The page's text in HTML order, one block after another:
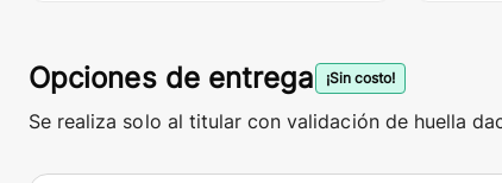
Opciones de entrega ¡Sin costo!
Se realiza solo al titular con validación de huella